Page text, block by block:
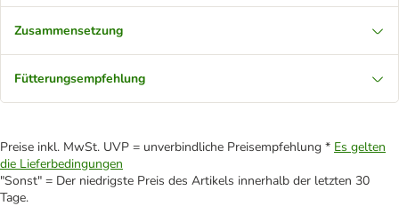
Zusammensetzung
Fütterungsempfehlung
Preise inkl. MwSt. UVP = unverbindliche Preisempfehlung * Es gelten
die Lieferbedingungen
"Sonst" = Der niedrigste Preis des Artikels innerhalb der letzten 30
Tage.